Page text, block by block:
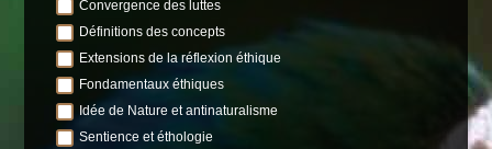
Convergence des luttes
Définitions des concepts
Extensions de la réflexion éthique
Fondamentaux éthiques
Idée de Nature et antinaturalisme
Sentience et éthologie